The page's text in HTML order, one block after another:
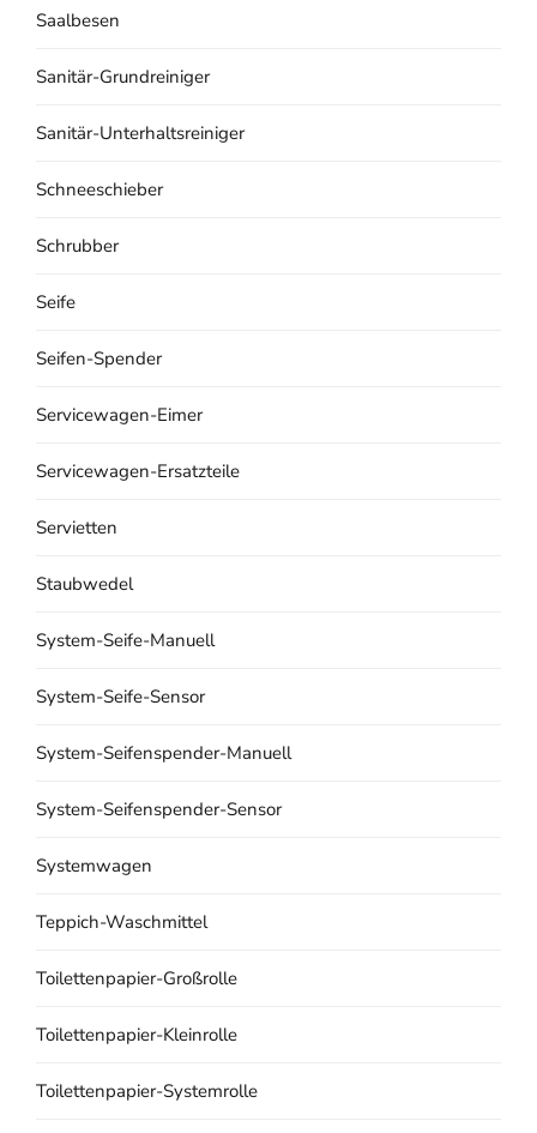
Saalbesen
Sanitär-Grundreiniger
Sanitär-Unterhaltsreiniger
Schneeschieber
Schrubber
Seife
Seifen-Spender
Servicewagen-Eimer
Servicewagen-Ersatzteile
Servietten
Staubwedel
System-Seife-Manuell
System-Seife-Sensor
System-Seifenspender-Manuell
System-Seifenspender-Sensor
Systemwagen
Teppich-Waschmittel
Toilettenpapier-Großrolle
Toilettenpapier-Kleinrolle
Toilettenpapier-Systemrolle